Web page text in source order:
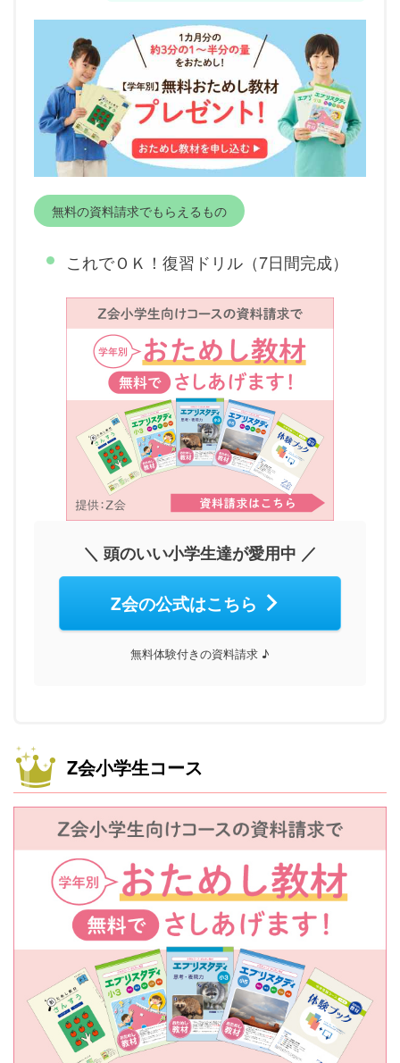
無料の資料請求でもらえるもの
これでＯＫ！復習ドリル（7日間完成）
＼ 頭のいい小学生達が愛用中 ／
Z会の公式はこちら
無料体験付きの資料請求 ♪
Z会小学生コース